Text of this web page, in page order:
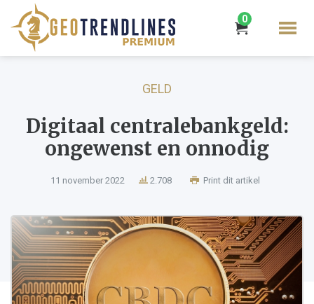
0
GELD
Digitaal centralebankgeld:
ongewenst en onnodig
11 november 2022 2.708 Print dit artikel